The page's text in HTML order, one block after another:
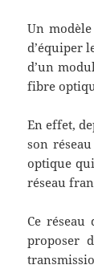
Un
d’équiper
d’un
fibre
En effet,
son
optique
réseau
Ce
proposer